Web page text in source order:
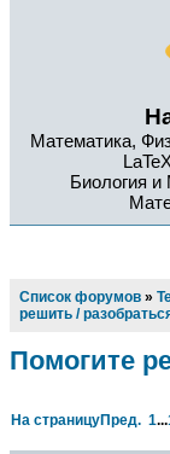
Математика,
Биология
Список форумов »
решить /
Помогите
На страницуПред. 1...